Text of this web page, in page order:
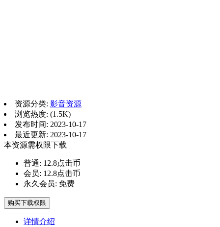
资源分类: 影音资源
浏览热度: (1.5K)
发布时间: 2023-10-17
最近更新: 2023-10-17
本资源需权限下载
普通: 12.8点击币
会员: 12.8点击币
永久会员: 免费
购买下载权限
详情介绍